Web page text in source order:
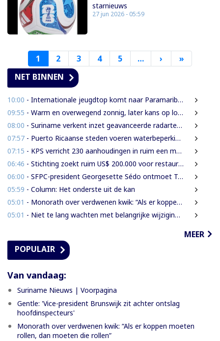
starnieuws
27 jun 2026 - 05:59
1 2 3 4 5 … › Volgende
pagina
»
pagina
NET BINNEN
10:00 - Internationale jeugdtop komt naar Paramaribo voor BAITALI COTECC U14 Tennis Cup
09:55 - Warm en overwegend zonnig, later kans op lokale onweersbuien
08:00 - Suriname verkent inzet geavanceerde radartechnologie uit Brazilië tegen grenscriminaliteit
07:57 - Puerto Ricaanse steden voeren waterbeperkingen in tijdens recorddroogte
07:15 - KPS verricht 230 aanhoudingen in ruim een maand
06:46 - Stichting zoekt ruim US$ 200.000 voor restauratie woning Nola Hatterman
06:00 - SFPC-president Georgesette Sédo ontmoet Turkse president Erdoğan
05:59 - Column: Het onderste uit de kan
05:01 - Monorath over verdwenen kwik: “Als er koppen moeten rollen, dan moeten die rollen”
05:01 - Niet te lang wachten met belangrijke wijzigingen van de Grondwet
MEER
POPULAIR
Van vandaag:
Suriname Nieuws | Voorpagina
Gentle: 'Vice-president Brunswijk zit achter ontslag
hoofdinspecteurs'
Monorath over verdwenen kwik: “Als er koppen moeten
rollen, dan moeten die rollen”